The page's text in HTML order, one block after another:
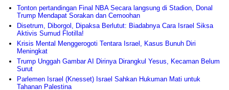
Tonton pertandingan Final NBA Secara langsung di Stadion, Donal
Trump Mendapat Sorakan dan Cemoohan
Disetrum, Diborgol, Dipaksa Berlutut: Biadabnya Cara Israel Siksa
Aktivis Sumud Flotilla!
Krisis Mental Menggerogoti Tentara Israel, Kasus Bunuh Diri
Meningkat
Trump Unggah Gambar AI Dirinya Dirangkul Yesus, Kecaman Belum
Surut
Parlemen Israel (Knesset) Israel Sahkan Hukuman Mati untuk
Tahanan Palestina